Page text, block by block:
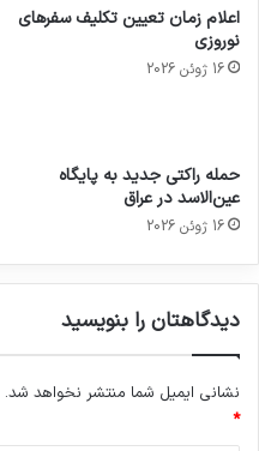
اعلام زمان تعیین تکلیف سفرهای
نوروزی
16 ژوئن 2026
حمله راکتی جدید به پایگاه
عین‌الاسد در عراق
16 ژوئن 2026
دیدگاهتان را بنویسید
نشانی ایمیل شما منتشر نخواهد شد.
*